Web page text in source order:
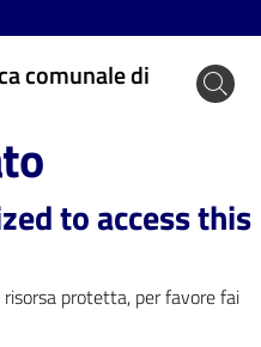
comunale di
to access this
protetta, per favore fai